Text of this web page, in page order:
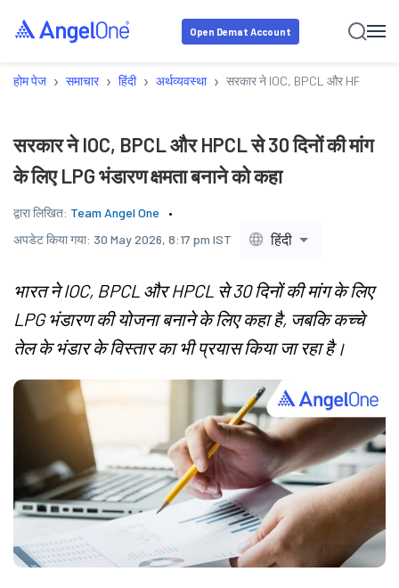
Open Demat Account
होम पेज › समाचार › हिंदी › अर्थव्यवस्था › सरकार ने IOC, BPCL और HPCL से 30
सरकार ने IOC, BPCL और HPCL से 30 दिनों की मांग
के लिए LPG भंडारण क्षमता बनाने को कहा
द्वारा लिखित: Team Angel One
अपडेट किया गया: 30 May 2026, 8:17 pm IST हिंदी
भारत ने IOC, BPCL और HPCL से 30 दिनों की मांग के लिए
LPG भंडारण की योजना बनाने के लिए कहा है, जबकि कच्चे
तेल के भंडार के विस्तार का भी प्रयास किया जा रहा है।